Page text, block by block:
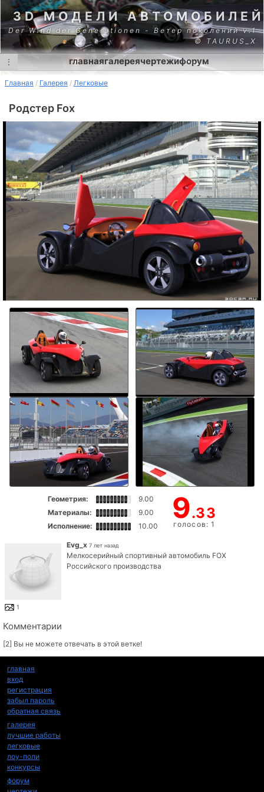
3D МОДЕЛИ АВТОМОБИЛЕЙ
Der Wind der Generationen - Ветер поколений v.1
© TAURUS_X
⋮ главнаягалереячертежифорум
Главная Галерея Легковые
Родстер Fox
Геометрия:
9.00
Материалы:
9.00
Исполнение:
10.00
9.33
голосов: 1
1
Evg_x 7 лет назад
Мелкосерийный спортивный автомобиль FOX
Российского производства
Комментарии
[2] Вы не можете отвечать в этой ветке!
главная
вход
регистрация
забыл пароль
обратная связь
галерея
лучшие работы
легковые
лоу-поли
конкурсы
форум